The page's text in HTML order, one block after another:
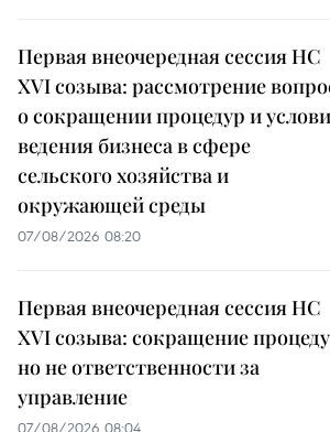
Первая внеочередная сессия НС
XVI созыва: рассмотрение
о сокращении процедур и
ведения бизнеса в сфере
сельского хозяйства и
окружающей среды
07/08/2026 08:20
Первая внеочередная сессия НС
XVI созыва: сокращение
но не ответственности за
управление
07/08/2026 08:04